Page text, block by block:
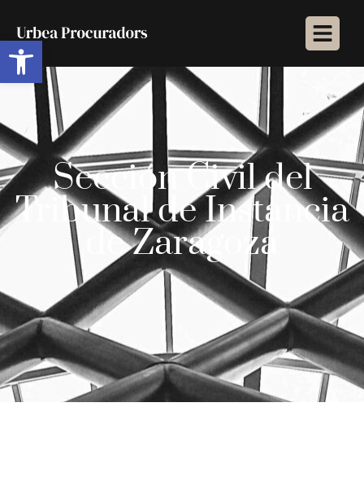
Abrir barra de herramientas
Sección Civil del
Tribunal de Instancia
de Zaragoza